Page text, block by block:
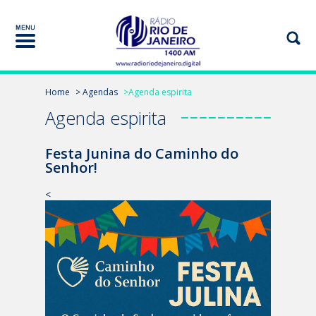
Home > Agendas >Agenda espirita
Agenda espirita
Festa Junina do Caminho do
Senhor!
<